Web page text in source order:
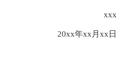
xxx
20xx年xx月xx日